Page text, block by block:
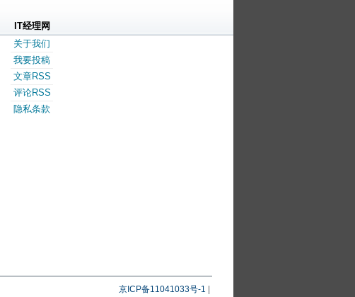
IT经理网
关于我们
我要投稿
文章RSS
评论RSS
隐私条款
京ICP备11041033号-1